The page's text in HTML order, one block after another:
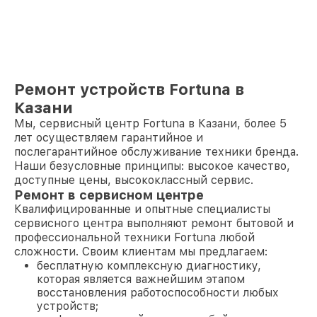
Ремонт устройств Fortuna в
Казани
Мы, сервисный центр Fortuna в Казани, более 5
лет осуществляем гарантийное и
послегарантийное обслуживание техники бренда.
Наши безусловные принципы: высокое качество,
доступные цены, высококлассный сервис.
Ремонт в сервисном центре
Квалифицированные и опытные специалисты
сервисного центра выполняют ремонт бытовой и
профессиональной техники Fortuna любой
сложности. Своим клиентам мы предлагаем:
бесплатную комплексную диагностику,
которая является важнейшим этапом
восстановления работоспособности любых
устройств;